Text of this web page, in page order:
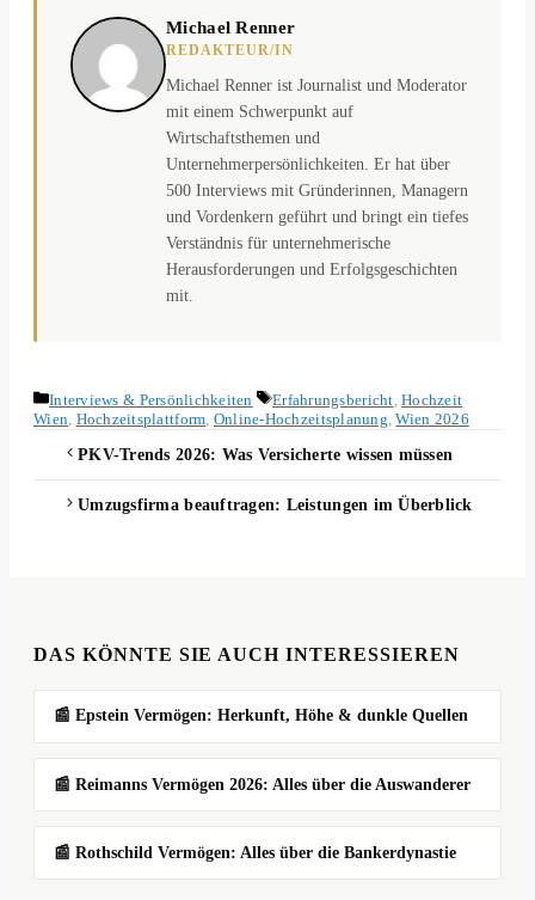
Michael Renner
REDAKTEUR/IN
Michael Renner ist Journalist und Moderator
mit einem Schwerpunkt auf
Wirtschaftsthemen und
Unternehmerpersönlichkeiten. Er hat über
500 Interviews mit Gründerinnen, Managern
und Vordenkern geführt und bringt ein tiefes
Verständnis für unternehmerische
Herausforderungen und Erfolgsgeschichten
mit.
Kategorien
Interviews & Persönlichkeiten Schlagwörter
Erfahrungsbericht ,Hochzeit
Wien Hochzeitsplattform Online-Hochzeitsplanung ,Wien 2026
PKV-Trends 2026: Was Versicherte wissen müssen
Umzugsfirma beauftragen: Leistungen im Überblick
DAS KÖNNTE SIE AUCH INTERESSIEREN
📰 Epstein Vermögen: Herkunft, Höhe & dunkle Quellen
📰 Reimanns Vermögen 2026: Alles über die Auswanderer
📰 Rothschild Vermögen: Alles über die Bankerdynastie